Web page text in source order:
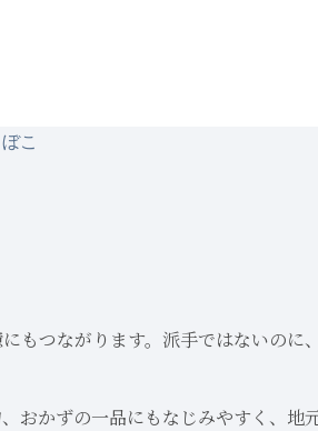
こ
もつながります。派手ではないのに
おかずの一品にもなじみやすく、地